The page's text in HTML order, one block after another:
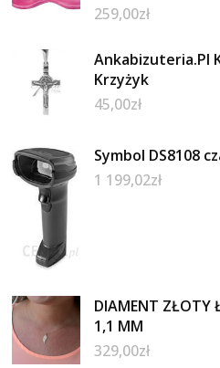
259,00zł
Ankabizuteria.Pl
Krzyżyk
45,00zł
Symbol DS8108
1 199,02zł
DIAMENT ZŁOTY
1,1 MM
329,00zł